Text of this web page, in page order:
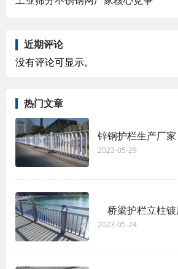
近期评论
没有评论可显示。
热门文章
锌钢护栏生产厂家
2023-05-29
桥梁护栏立柱
2023-05-24